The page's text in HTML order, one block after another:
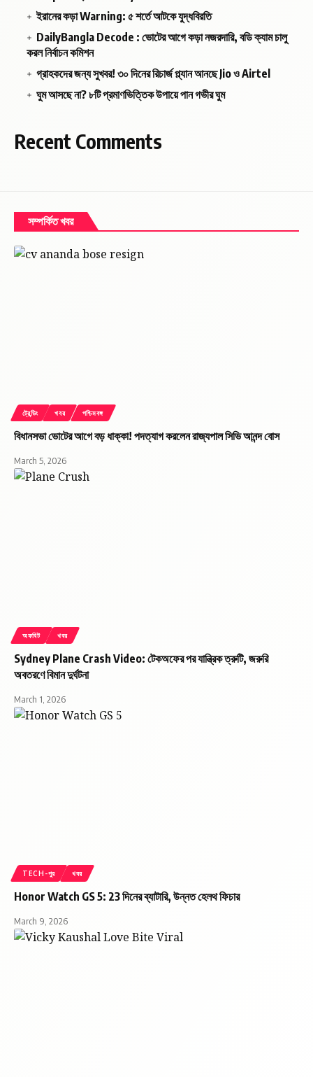
ব্যাংকিং ও ভেরিফিকেশন পরিষেবা চালু থাকবে
তবে আউটগোয়িং কল বা ডেটা ব্যবহারের জন্য
আলাদা প্ল্যান লাগবে।
কার জন্য সবচেয়ে উপযোগী?
সেকেন্ডারি সিম ব্যবহারকারীরা
গুরুত্বপূর্ণ সতর্কতা
সময়মতো ১১ টাকার রিচার্জ করতে হবে
ইরানের কড়া Warning: ৫ শর্তে আটকে যুদ্ধবিরতি
DailyBangla Decode : ভোটের আগে কড়া নজরদারি, বডি ক্যাম চালু
করল নির্বাচন কমিশন
গ্রাহকদের জন্য সুখবর! ৩০ দিনের রিচার্জ প্ল্যান আনছে Jio ও Airtel
ঘুম আসছে না? ৮টি প্রমাণভিত্তিক উপায়ে পান গভীর ঘুম
Recent Comments
সম্পর্কিত খবর
ট্রেন্ডিং খবর পশ্চিমবঙ্গ
বিধানসভা ভোটের আগে বড় ধাক্কা! পদত্যাগ করলেন রাজ্যপাল সিভি আনন্দ বোস
March 5, 2026
অফবিট খবর
Sydney Plane Crash Video: টেকঅফের পর যান্ত্রিক ত্রুটি, জরুরি
অবতরণে বিমান দুর্ঘটনা
March 1, 2026
TECH-পুর খবর
Honor Watch GS 5: 23 দিনের ব্যাটারি, উন্নত হেলথ ফিচার
March 9, 2026